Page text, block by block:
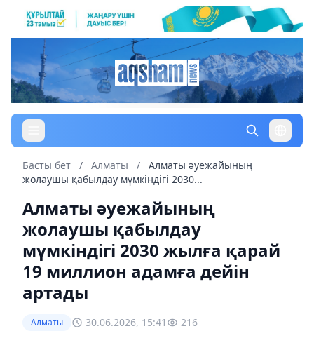
Басты бет / Алматы /
Алматы әуежайының
жолаушы қабылдау мүмкіндігі 2030...
Алматы әуежайының
жолаушы қабылдау
мүмкіндігі 2030 жылға қарай
19 миллион адамға дейін
артады
Алматы 30.06.2026, 15:41 216